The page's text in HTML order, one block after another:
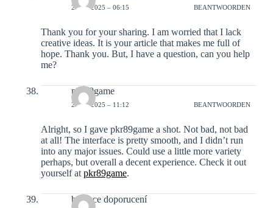
27-12-2025 – 06:15 BEANTWOORDEN
Thank you for your sharing. I am worried that I lack
creative ideas. It is your article that makes me full of
hope. Thank you. But, I have a question, can you help
me?
pkr89game
29-12-2025 – 11:12 BEANTWOORDEN
Alright, so I gave pkr89game a shot. Not bad, not bad
at all! The interface is pretty smooth, and I didn’t run
into any major issues. Could use a little more variety
perhaps, but overall a decent experience. Check it out
yourself at pkr89game.
binance doporucení